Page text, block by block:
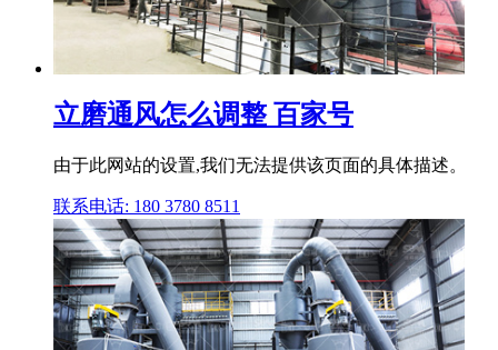
立磨通风怎么调整 百家号
由于此网站的设置,我们无法提供该页面的具体描述。
联系电话: 180 3780 8511